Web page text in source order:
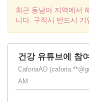
최근 동남아 지역에서
니다. 구직시 반드시 기
건강 유튜브에 참
CaforiaAD
AM